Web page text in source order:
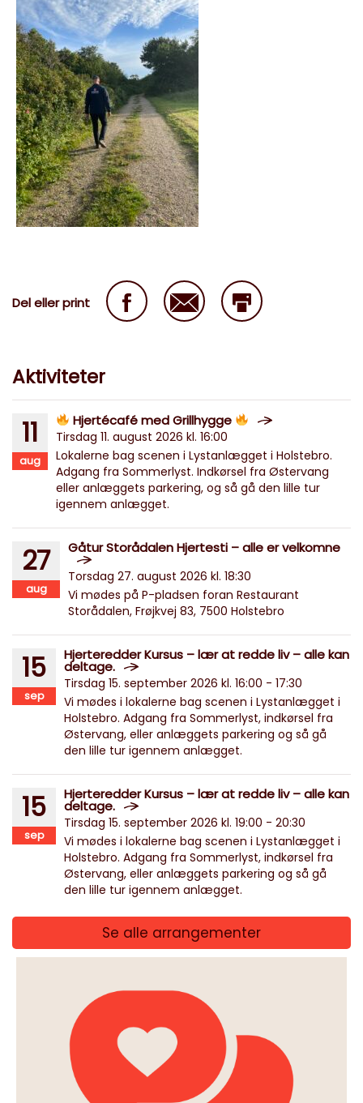
Del eller print
Aktiviteter
11
aug
Hjertécafé med Grillhygge
Tirsdag 11. august 2026 kl. 16:00
Lokalerne bag scenen i Lystanlægget i Holstebro.
Adgang fra Sommerlyst. Indkørsel fra Østervang
eller anlæggets parkering, og så gå den lille tur
igennem anlægget.
27
aug
Gåtur Storådalen Hjertesti – alle er velkomne
Torsdag 27. august 2026 kl. 18:30
Vi mødes på P-pladsen foran Restaurant
Storådalen, Frøjkvej 83, 7500 Holstebro
15
sep
Hjerteredder Kursus – lær at redde liv – alle kan
deltage.
Tirsdag 15. september 2026 kl. 16:00 - 17:30
Vi mødes i lokalerne bag scenen i Lystanlægget i
Holstebro. Adgang fra Sommerlyst, indkørsel fra
Østervang, eller anlæggets parkering og så gå
den lille tur igennem anlægget.
15
sep
Hjerteredder Kursus – lær at redde liv – alle kan
deltage.
Tirsdag 15. september 2026 kl. 19:00 - 20:30
Vi mødes i lokalerne bag scenen i Lystanlægget i
Holstebro. Adgang fra Sommerlyst, indkørsel fra
Østervang, eller anlæggets parkering og så gå
den lille tur igennem anlægget.
Se alle arrangementer